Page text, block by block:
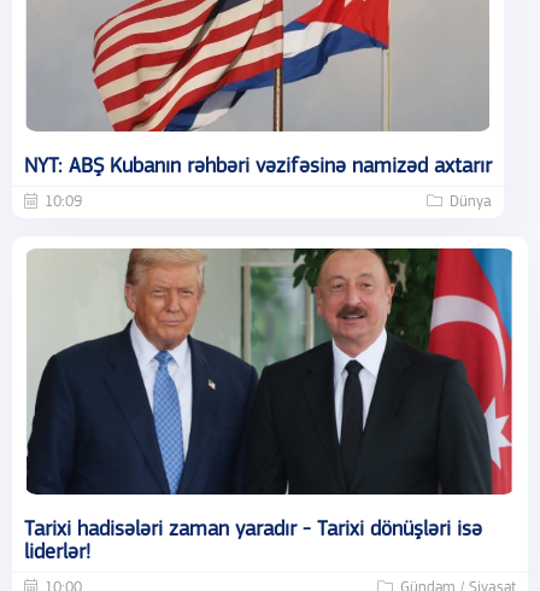
NYT: ABŞ Kubanın rəhbəri vəzifəsinə namizəd axtarır
10:09 Dünya
Tarixi hadisələri zaman yaradır - Tarixi dönüşləri isə
liderlər!